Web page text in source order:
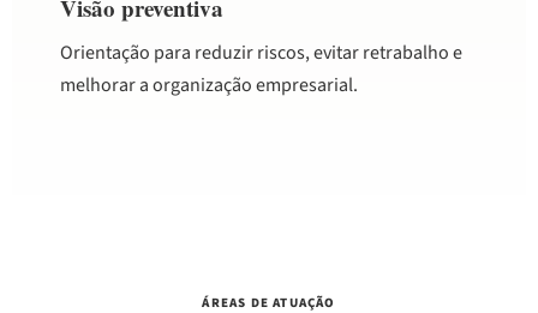
Visão preventiva
Orientação para reduzir riscos, evitar retrabalho e
melhorar a organização empresarial.
ÁREAS DE ATUAÇÃO